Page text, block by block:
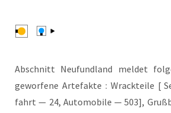
Abschnitt Neu­fund­land mel­det
gewor­fe­ne Arte­fak­te : Wrack­tei­le [
fahrt — 24, Auto­mo­bi­le — 503],